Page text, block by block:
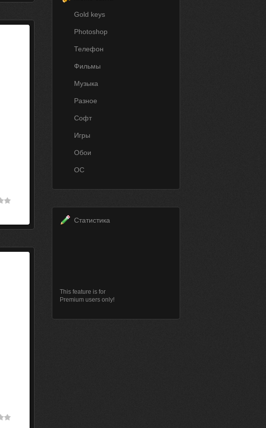
Gold keys
Photoshop
Телефон
Фильмы
Музыка
Разное
Софт
Игры
Обои
ОС
Статистика
This feature is for
Premium users only!